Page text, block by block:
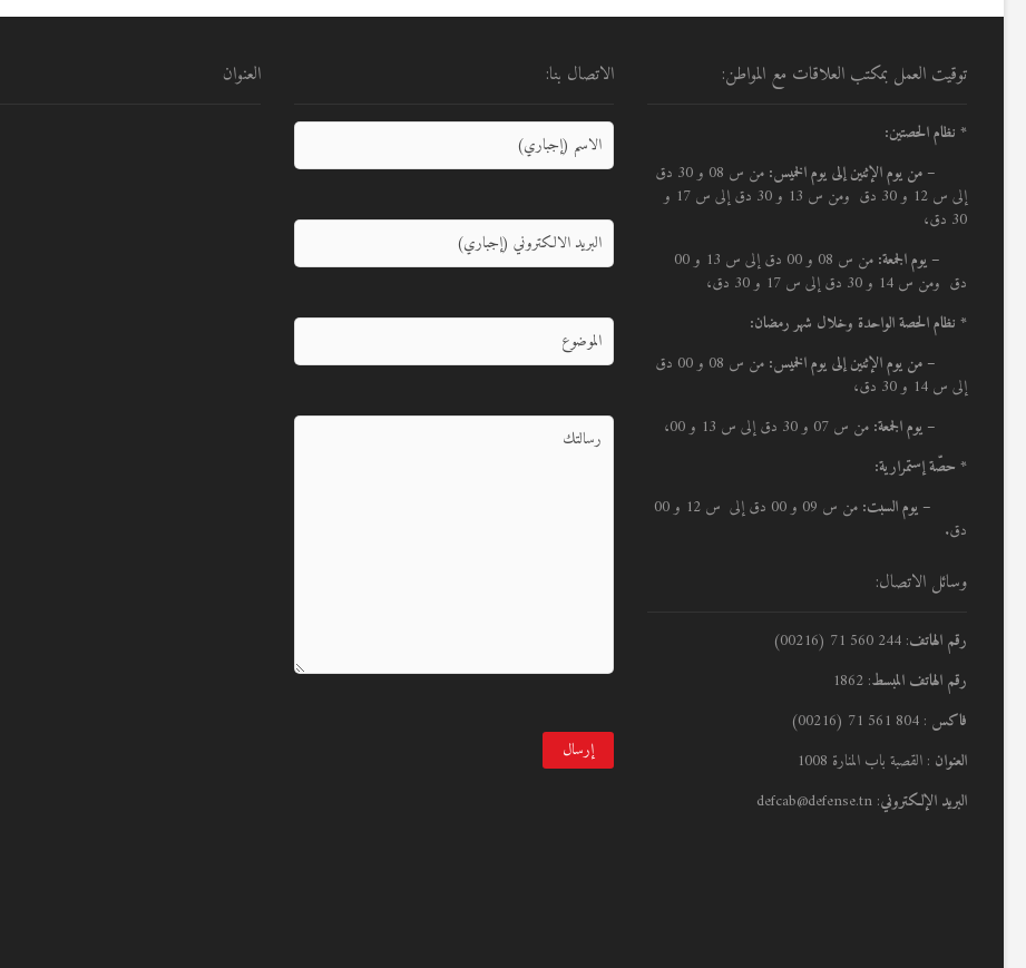
توقيت العمل بمكتب العلاقات مع المواطن:
* نظام الحصتين:
– من يوم الإثنين إلى يوم الخميس:
من س 08 و 30 دق
إلى س 12 و 30 دق ومن س 13 و 30 دق إلى س 17 و
30 دق،
– يوم الجمعة:
من س 08 و 00 دق إلى س 13 و 00
دق ومن س 14 و 30 دق إلى س 17 و 30 دق،
* نظام الحصة الواحدة وخلال شهر رمضان:
– من يوم الإثنين إلى يوم الخميس:
من س 08 و 00 دق
إلى س 14 و 30 دق،
– يوم الجمعة: من س 07 و 30 دق إلى س 13 و 00،
* حصّة إستمرارية:
– يوم السبت:
من س 09 و 00 دق إلى س 12 و 00
دق.
وسائل الاتصال:
رقم الهاتف: 244 560 71 (00216)
رقم الهاتف المبسط: 1862
فاكس : 804 561 71 (00216)
العنوان : القصبة باب المنارة 1008
البريد الإلكتروني: defcab@defense.tn
الاتصال بنا: العنوان